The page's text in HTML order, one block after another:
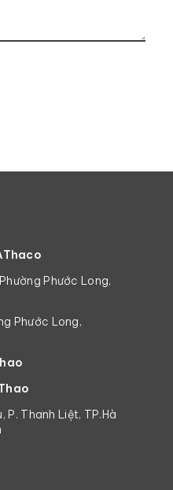
Phước Long,
Phước Long,
P. Thanh Liệt, TP.Hà